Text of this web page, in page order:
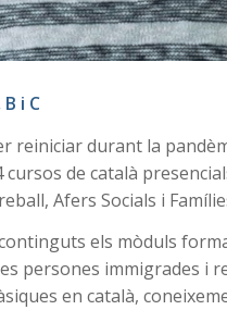
i C
reiniciar durant la
de català
Afers Socials i
els mòduls
persones immigrades i
en català,